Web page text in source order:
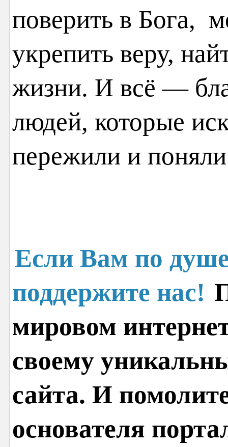
поверить в Бога,
укрепить веру,
жизни. И всё —
людей, которые
пережили и
Если Вам по
поддержите нас!
мировом
своему
сайта. И
основателя